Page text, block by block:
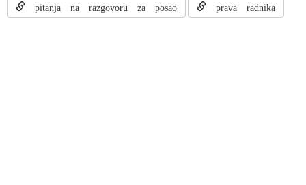
pitanja na razgovoru za posao prava radnika